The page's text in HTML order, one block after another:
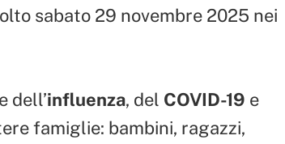
sabato 29 novembre 2025 nei
dell’influenza, del COVID-19 e
famiglie: bambini, ragazzi,